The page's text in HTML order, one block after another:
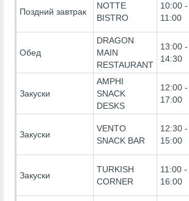
Поздний завтрак
NOTTE
BISTRO
10:00 -
11:00
Обед
DRAGON
MAIN
RESTAURANT
13:00 -
14:30
Закуски
AMPHI
SNACK
DESKS
12:00 -
17:00
Закуски
VENTO
SNACK BAR
12:30 -
15:00
Закуски
TURKISH
CORNER
11:00 -
16:00